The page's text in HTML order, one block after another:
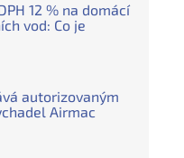
12 % na domácí
vod: Co je
autorizovaným
Airmac